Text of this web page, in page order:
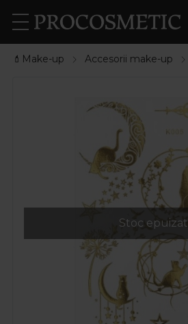
💄Make-up Accesorii make-up
Stoc epuizat